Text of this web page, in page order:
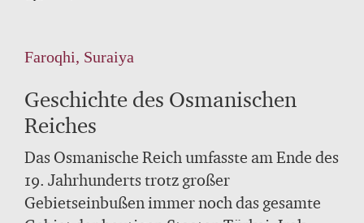
Faroqhi, Suraiya
Geschichte des Osmanischen
Reiches
Das Osmanische Reich umfasste am Ende des
19. Jahrhunderts trotz großer
Gebietseinbußen immer noch das gesamte